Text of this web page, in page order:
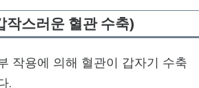
작스러운 혈관 수축)
작용에 의해 혈관이 갑자기 수축
.